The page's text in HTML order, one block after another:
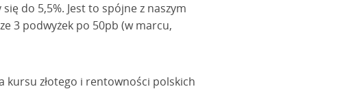
do 5,5%. Jest to spójne z naszym
3 podwyżek po 50pb (w marcu,
kursu złotego i rentowności polskich